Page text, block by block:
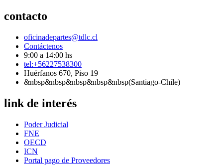
contacto
oficinadepartes@tdlc.cl
Contáctenos
9:00 a 14:00 hs
tel:+56227538300
Huérfanos 670, Piso 19
&nbsp&nbsp&nbsp&nbsp&nbsp(Santiago-Chile)
link de interés
Poder Judicial
FNE
OECD
ICN
Portal pago de Proveedores